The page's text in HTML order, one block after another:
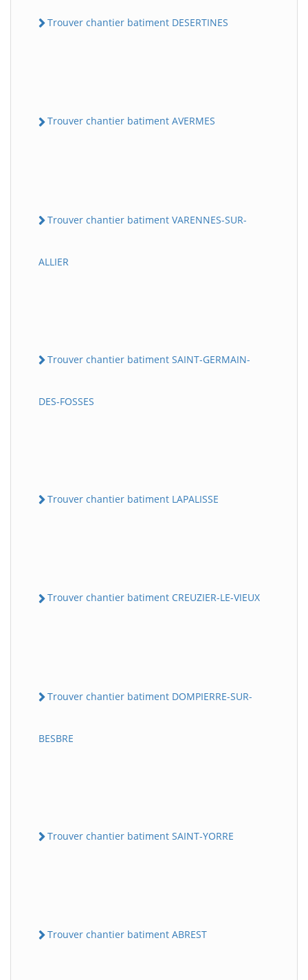
Trouver chantier batiment DESERTINES
Trouver chantier batiment AVERMES
Trouver chantier batiment VARENNES-SUR-
ALLIER
Trouver chantier batiment SAINT-GERMAIN-
DES-FOSSES
Trouver chantier batiment LAPALISSE
Trouver chantier batiment CREUZIER-LE-VIEUX
Trouver chantier batiment DOMPIERRE-SUR-
BESBRE
Trouver chantier batiment SAINT-YORRE
Trouver chantier batiment ABREST